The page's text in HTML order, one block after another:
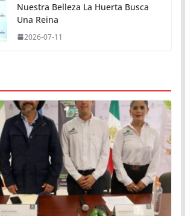
Nuestra Belleza La Huerta Busca
Una Reina
2026-07-11